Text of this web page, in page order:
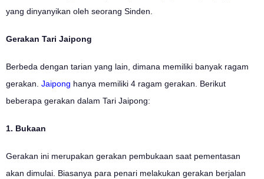
yang dinyanyikan oleh seorang Sinden.
Gerakan Tari Jaipong
Berbeda dengan tarian yang lain, dimana memiliki banyak ragam
gerakan. Jaipong hanya memiliki 4 ragam gerakan. Berikut
beberapa gerakan dalam Tari Jaipong:
1. Bukaan
Gerakan ini merupakan gerakan pembukaan saat pementasan
akan dimulai. Biasanya para penari melakukan gerakan berjalan